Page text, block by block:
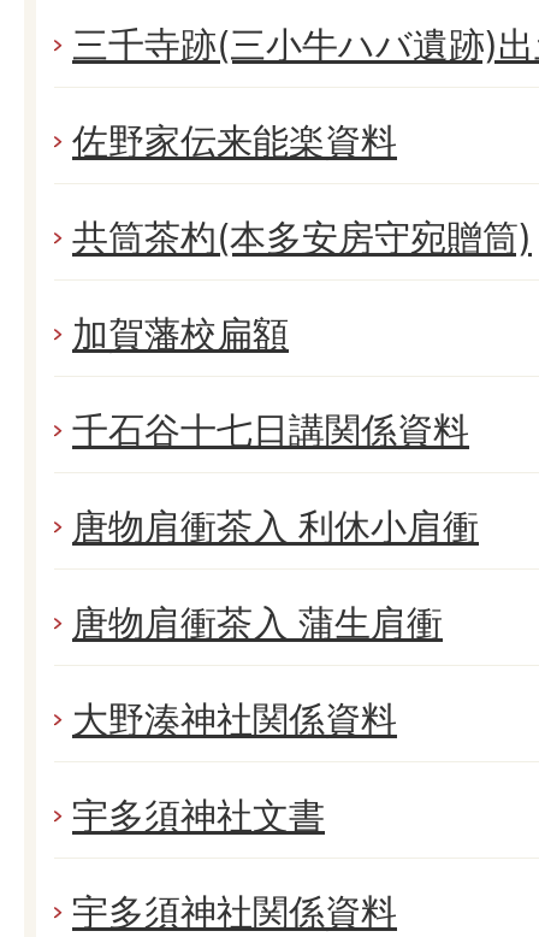
三千寺跡(三小牛ハバ遺跡)
佐野家伝来能楽資料
共筒茶杓(本多安房守宛贈筒)
加賀藩校扁額
千石谷十七日講関係資料
唐物肩衝茶入 利休小肩衝
唐物肩衝茶入 蒲生肩衝
大野湊神社関係資料
宇多須神社文書
宇多須神社関係資料